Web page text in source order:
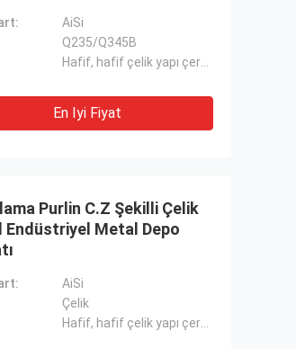
AiSi
Q235/Q345B
Hafif, hafif çelik yapı çerçevesi
En Iyi Fiyat
Purlin C.Z Şekilli Çelik
Endüstriyel Metal Depo
AiSi
Çelik
Hafif, hafif çelik yapı çerçevesi